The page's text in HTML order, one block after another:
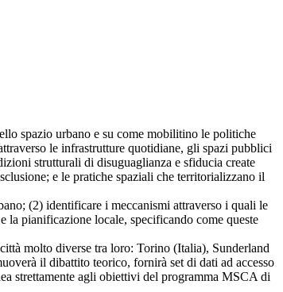
spazio urbano e su come mobilitino le politiche
le infrastrutture quotidiane, gli spazi pubblici
strutturali di disuguaglianza e sfiducia create
e le pratiche spaziali che territorializzano il
(2) identificare i meccanismi attraverso i quali le
pianificazione locale, specificando come queste
molto diverse tra loro: Torino (Italia), Sunderland
il dibattito teorico, fornirà set di dati ad accesso
strettamente agli obiettivi del programma MSCA di